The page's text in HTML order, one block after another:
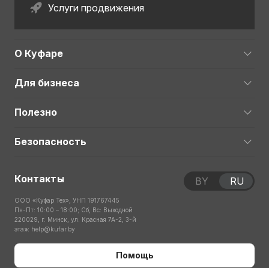
Услуги продвижения
О Куфаре
Для бизнеса
Полезно
Безопасность
Контакты
ООО «Куфар Тех», УНП 191767445
Пн-Пт: 10:00 – 18:00; Сб, Вс: Выходной
220029, г. Минск, ул. Красная 7А-2, 3-й
этаж help@kufar.by
Помощь
BY RU